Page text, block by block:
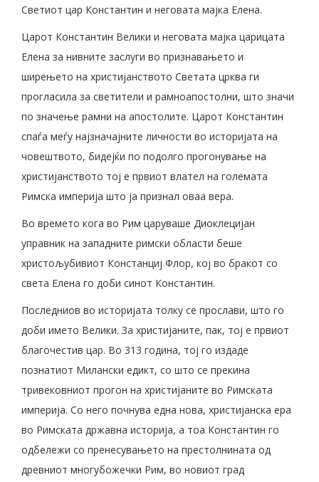
Светиот цар Константин и неговата мајка Елена.
Царот Константин Велики и неговата мајка царицата
Елена за нивните заслуги во признавањето и
ширењето на христијанството Светата црква ги
прогласила за светители и рамноапостолни, што значи
по значење рамни на апостолите. Царот Константин
спаѓа меѓу најзначајните личности во историјата на
човештвото, бидејќи по подолго прогонување на
христијанството тој е првиот влател на големата
Римска империја што ја признал оваа вера.
Во времето кога во Рим царуваше Диоклецијан
управник на западните римски области беше
христољубивиот Констанциј Флор, кој во бракот со
света Елена го доби синот Константин.
Последниов во историјата толку се прослави, што го
доби името Велики. За христијаните, пак, тој е првиот
благочестив цар. Во 313 година, тој го издаде
познатиот Милански едикт, со што се прекина
тривековниот прогон на христијаните во Римската
империја. Со него почнува една нова, христијанска ера
во Римската државна историја, а тоа Константин го
одбележи со пренесувањето на престолнината од
древниот многубожечки Рим, во новиот град